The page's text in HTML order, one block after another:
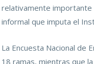
relativamente importante
informal que imputa el
La Encuesta Nacional de
18 ramas, mientras que